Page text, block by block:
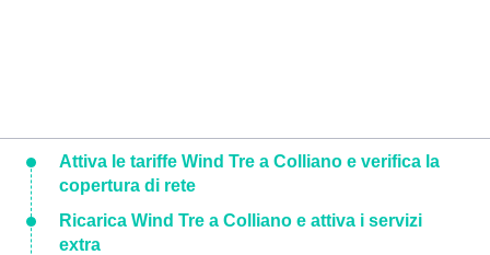
Attiva le tariffe Wind Tre a Colliano e verifica la
copertura di rete
Ricarica Wind Tre a Colliano e attiva i servizi
extra